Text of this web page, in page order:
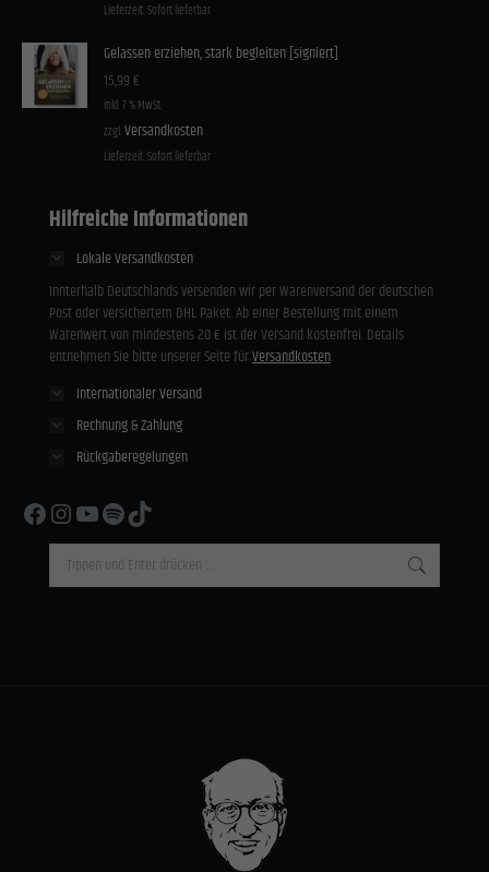
Lieferzeit: Sofort lieferbar
Gelassen erziehen, stark begleiten [signiert]
15,99€
inkl. 7 % MwSt.
zzgl. Versandkosten
Lieferzeit: Sofort lieferbar
Hilfreiche Informationen
Lokale Versandkosten
Innterhalb Deutschlands versenden wir per Warenversand der deutschen
Post oder versichertem DHL Paket. Ab einer Bestellung mit einem
Warenwert von mindestens 20 € ist der Versand kostenfrei. Details
entnehmen Sie bitte unserer Seite fürVersandkosten.
Internationaler Versand
Rechnung & Zahlung
Rückgaberegelungen
Facebook
Instagram
YouTube
Spotify
TikTok